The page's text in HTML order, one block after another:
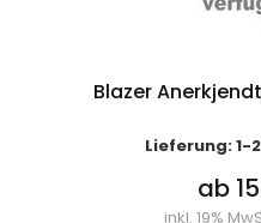
Blazer
Lieferung: 1-
ab
inkl. 19%